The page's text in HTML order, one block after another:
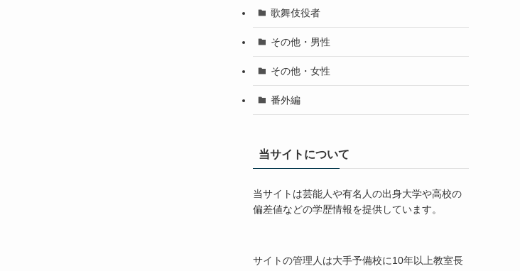
歌舞伎役者
その他・男性
その他・女性
番外編
当サイトについて
当サイトは芸能人や有名人の出身大学や高校の
偏差値などの学歴情報を提供しています。
サイトの管理人は大手予備校に10年以上教室長